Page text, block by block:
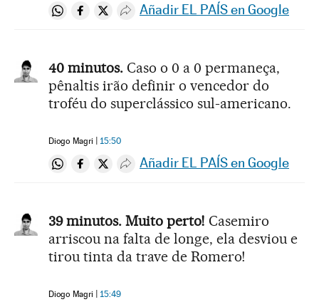
Compartir en Whatsapp
Compartir en Facebook
Compartir en Twitter
Desplegar Redes Sociales
Añadir EL PAÍS en Google
40 minutos. Caso o 0 a 0 permaneça,
pênaltis irão definir o vencedor do
troféu do superclássico sul-americano.
Diogo Magri 15:50
Compartir en Whatsapp
Compartir en Facebook
Compartir en Twitter
Desplegar Redes Sociales
Añadir EL PAÍS en Google
39 minutos. Muito perto! Casemiro
arriscou na falta de longe, ela desviou e
tirou tinta da trave de Romero!
Diogo Magri 15:49